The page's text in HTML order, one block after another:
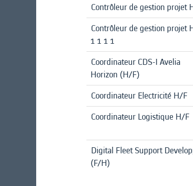
Contrôleur de gestion projet
Contrôleur de gestion projet
1 1 1 1
Coordinateur CDS-I Avelia
Horizon (H/F)
Coordinateur Electricité H/F
Coordinateur Logistique H/F
Digital Fleet Support
(F/H)